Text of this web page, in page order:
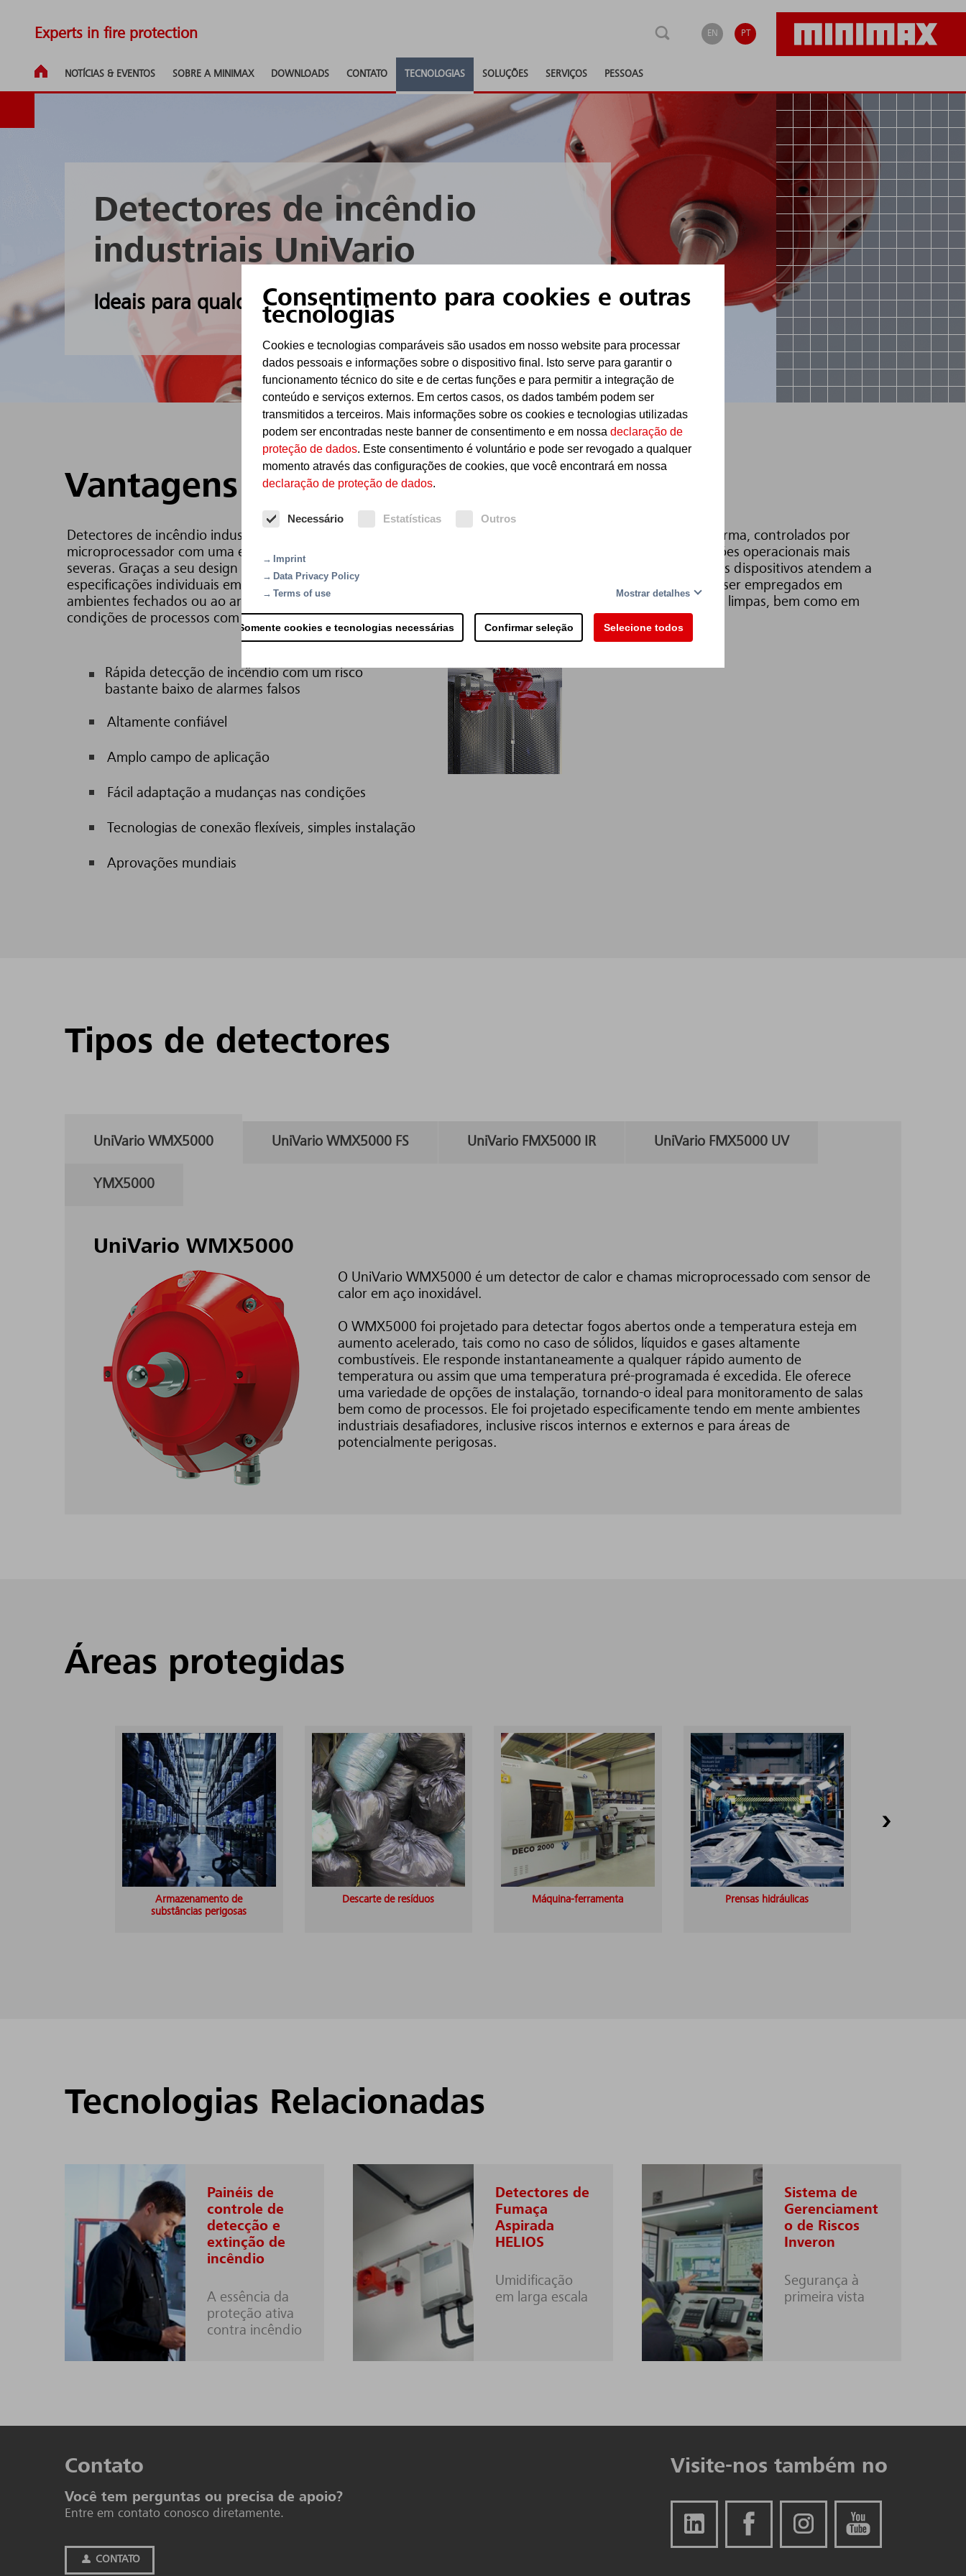
Consentimento para cookies e outras
tecnologias
Cookies e tecnologias comparáveis são usados em nosso website para processar
dados pessoais e informações sobre o dispositivo final. Isto serve para garantir o
funcionamento técnico do site e de certas funções e para permitir a integração de
conteúdo e serviços externos. Em certos casos, os dados também podem ser
transmitidos a terceiros. Mais informações sobre os cookies e tecnologias utilizadas
podem ser encontradas neste banner de consentimento e em nossa declaração de
proteção de dados. Este consentimento é voluntário e pode ser revogado a qualquer
momento através das configurações de cookies, que você encontrará em nossa
declaração de proteção de dados.
Necessário Estatísticas Outros
Imprint
Data Privacy Policy
Terms of use
Mostrar detalhes
Somente cookies e tecnologias necessárias Confirmar seleção Selecione todos
Experts in fire protection EN PT
NOTÍCIAS & EVENTOS SOBRE A MINIMAX DOWNLOADS CONTATO TECNOLOGIAS SOLUÇÕES SERVIÇOS PESSOAS
Detectores de incêndio
industriais UniVario
Ideais para qualquer situação
Vantagens
Detectores de incêndio industriais UniVario são detectores de incêndio inteligentes, baseado em uma plataforma, controlados por
microprocessador com uma estrutura externa robusta e tecnologia de montagem elaborada para as condições operacionais mais
severas. Graças a seu design modular e ao uso da mais avançada tecnologia em processamento de sinal, esses dispositivos atendem a
especificações individuais em uma gama extraordinariamente ampla de aplicações. Por exemplo, eles podem ser empregados em
ambientes fechados ou ao ar livre, nas imediações da instalação protegida ou de distâncias maiores, em salas limpas, bem como em
condições de processos com alta concentração de detritos.
Rápida detecção de incêndio com um risco
bastante baixo de alarmes falsos
Altamente confiável
Amplo campo de aplicação
Fácil adaptação a mudanças nas condições
Tecnologias de conexão flexíveis, simples instalação
Aprovações mundiais
Tipos de detectores
UniVario WMX5000 UniVario WMX5000 FS UniVario FMX5000 IR UniVario FMX5000 UV
YMX5000
UniVario WMX5000
O UniVario WMX5000 é um detector de calor e chamas microprocessado com sensor de
calor em aço inoxidável.
O WMX5000 foi projetado para detectar fogos abertos onde a temperatura esteja em
aumento acelerado, tais como no caso de sólidos, líquidos e gases altamente
combustíveis. Ele responde instantaneamente a qualquer rápido aumento de
temperatura ou assim que uma temperatura pré-programada é excedida. Ele oferece
uma variedade de opções de instalação, tornando-o ideal para monitoramento de salas
bem como de processos. Ele foi projetado especificamente tendo em mente ambientes
industriais desafiadores, inclusive riscos internos e externos e para áreas de
potencialmente perigosas.
Áreas protegidas
Armazenamento de
substâncias perigosas
Descarte de resíduos Máquina-ferramenta Prensas hidráulicas
Tecnologias Relacionadas
Painéis de
controle de
detecção e
extinção de
incêndio
A essência da
proteção ativa
contra incêndio
Detectores de
Fumaça
Aspirada
HELIOS
Umidificação
em larga escala
Sistema de
Gerenciament
o de Riscos
Inveron
Segurança à
primeira vista
Con­tato
Você tem perguntas ou precisa de apoio?
Entre em contato conosco diretamente.
CONTATO
Visite-nos também no